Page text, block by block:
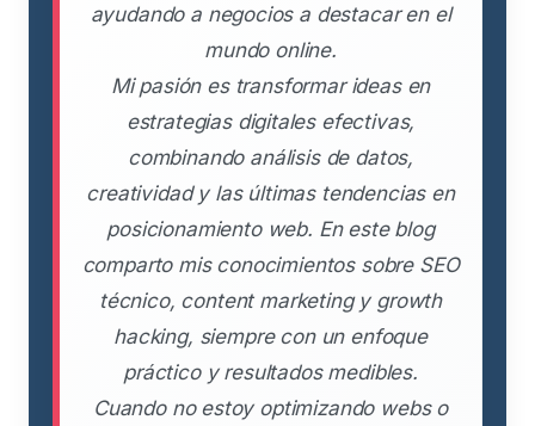
ayudando a negocios a destacar en el
mundo online.
Mi pasión es transformar ideas en
estrategias digitales efectivas,
combinando análisis de datos,
creatividad y las últimas tendencias en
posicionamiento web. En este blog
comparto mis conocimientos sobre SEO
técnico, content marketing y growth
hacking, siempre con un enfoque
práctico y resultados medibles.
Cuando no estoy optimizando webs o